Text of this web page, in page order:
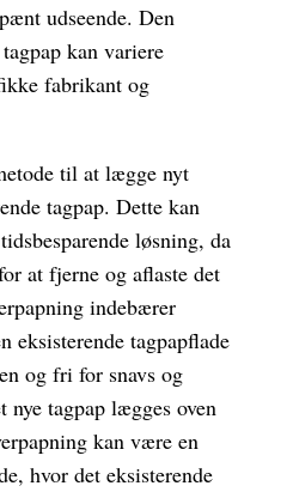
udseende. Den
kan variere
fabrikant og
til at lægge nyt
tagpap. Dette kan
løsning, da
at fjerne og aflaste det
indebærer
eksisterende tagpapflade
og fri for snavs og
nye tagpap lægges oven
kan være en
hvor det eksisterende